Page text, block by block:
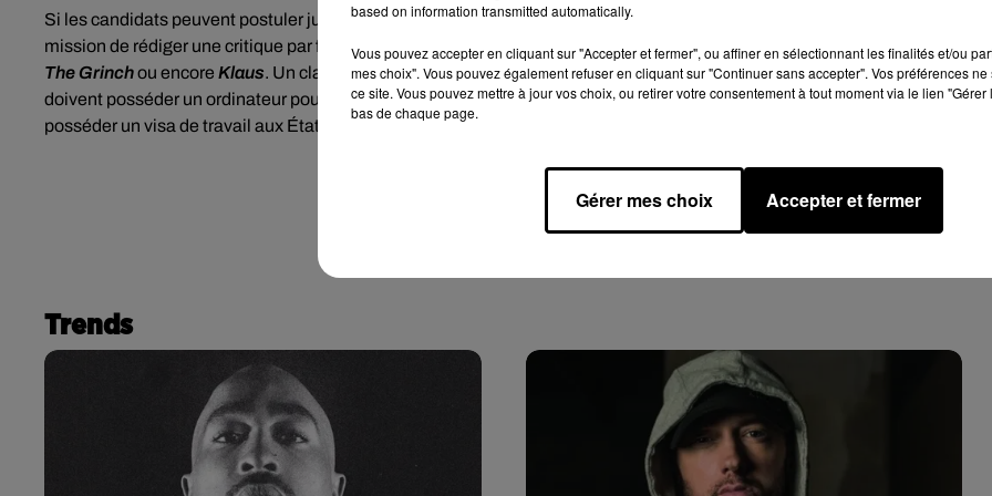
Si les candidats peuvent postuler jusqu’au 4 décembre sur le site internet dédié
mission de rédiger une critique par film parmi la liste de grands classiques comme
Maman, j’ai raté l’avion ! Love Actually
The Grinchou encore Klaus. Un classement devra être établi à la fin de la mission. Pour postuler, les candidats
doivent posséder un ordinateur pour avoir accès au différentes plateformes de streaming, devront aussi être majeurs et
posséder un visa de travail aux États-Unis.
Trends
based on information transmitted automatically.
Vous pouvez accepter en cliquant sur "Accepter et fermer", ou affiner en sélectionnant les finalités et/ou
mes choix". Vous pouvez également refuser en cliquant sur "Continuer sans accepter". Vos préférences
ce site. Vous pouvez mettre à jour vos choix, ou retirer votre consentement à tout moment via le lien
bas de chaque page.
Gérer mes choix Accepter et fermer